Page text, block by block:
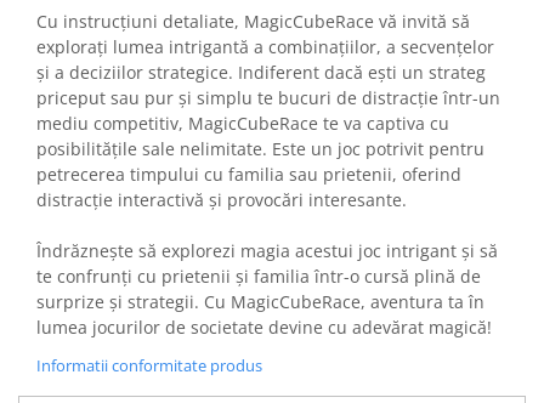
Accesorii aparate de ras electrice
Accesorii aparate hair styling
Aparate & Accesorii ingrijire
personala
Aparate cosmetice
Articole Sanatate si Wellness
Consumabile sanitare
personala
Igiena dentara
Jucarii, Copii & Bebe
Cu instrucțiuni detaliate, MagicCubeRace vă invită să
explorați lumea intrigantă a combinațiilor, a secvențelor
și a deciziilor strategice. Indiferent dacă ești un strateg
priceput sau pur și simplu te bucuri de distracție într-un
mediu competitiv, MagicCubeRace te va captiva cu
posibilitățile sale nelimitate. Este un joc potrivit pentru
petrecerea timpului cu familia sau prietenii, oferind
distracție interactivă și provocări interesante.
Îndrăznește să explorezi magia acestui joc intrigant și să
te confrunți cu prietenii și familia într-o cursă plină de
surprize și strategii. Cu MagicCubeRace, aventura ta în
lumea jocurilor de societate devine cu adevărat magică!
Informatii conformitate produs